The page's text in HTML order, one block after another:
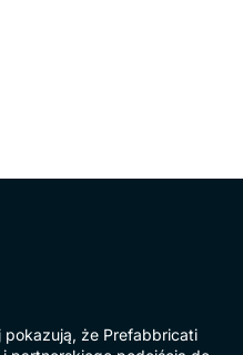
pokazują, że Prefabbricati